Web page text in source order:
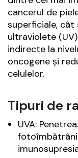
cancerul de
superficiale, cât
ultraviolete
indirecte la
oncogene și
celulelor.
Tipuri de
UVA: